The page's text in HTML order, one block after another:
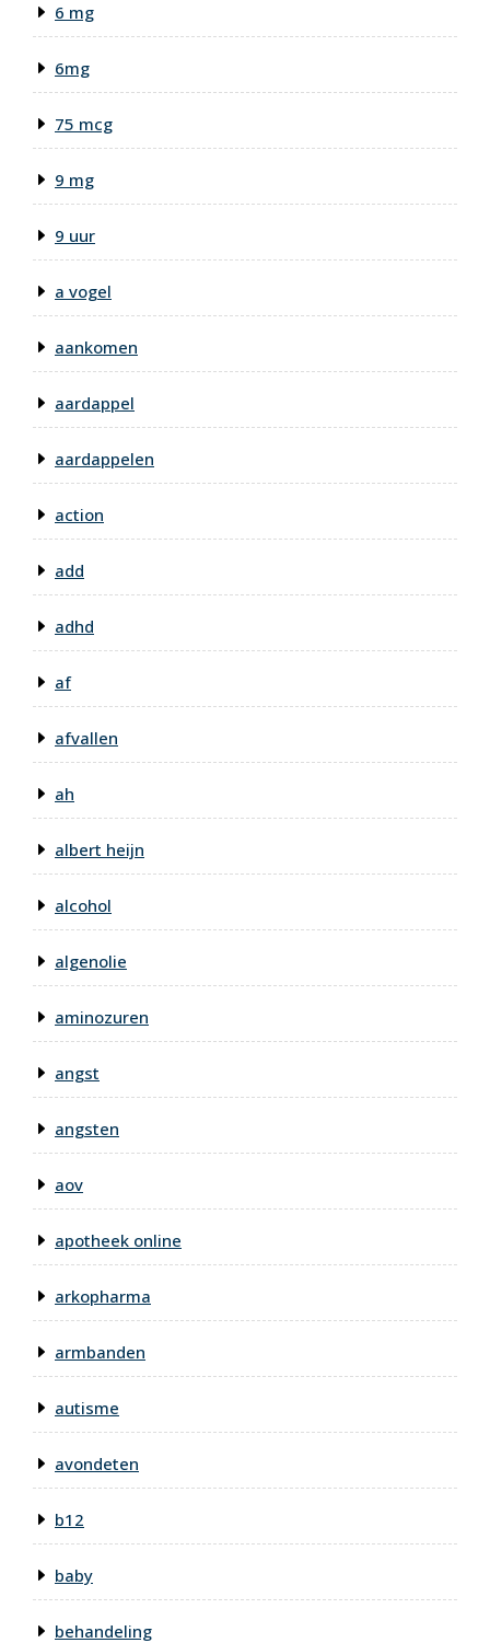
6 mg
6mg
75 mcg
9 mg
9 uur
a vogel
aankomen
aardappel
aardappelen
action
add
adhd
af
afvallen
ah
albert heijn
alcohol
algenolie
aminozuren
angst
angsten
aov
apotheek online
arkopharma
armbanden
autisme
avondeten
b12
baby
behandeling